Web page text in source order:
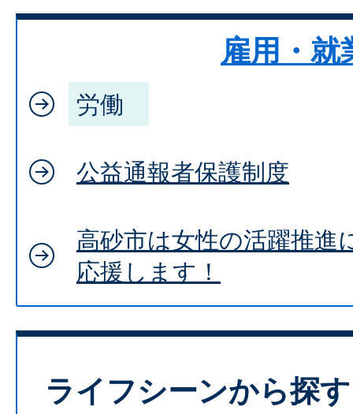
雇用・就
労働
公益通報者保護制度
高砂市は女性の活躍推進
応援します！
ライフシーンから探す